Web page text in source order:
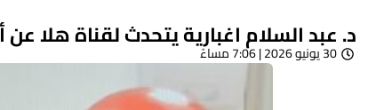
د. عبد السلام اغبارية يتحدث لقناة هلا
30 يونيو 2026 | 7:06 مساءً